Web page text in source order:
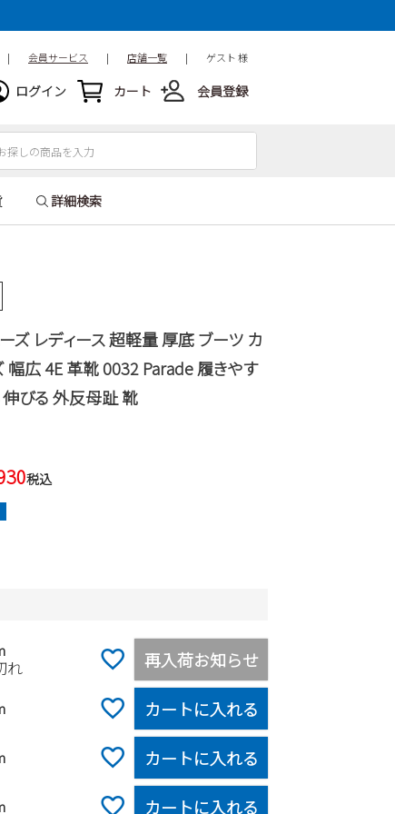
| 会員サービス | 店舗一覧 | ゲスト 様
ログイン カート 会員登録
詳細検索
ズ レディース 超軽量 厚底 ブーツ カ
幅広 4E 革靴 0032 Parade 履きやす
伸びる 外反母趾 靴
税込
れ 再入荷お知らせ
カートに入れる
カートに入れる
カートに入れる